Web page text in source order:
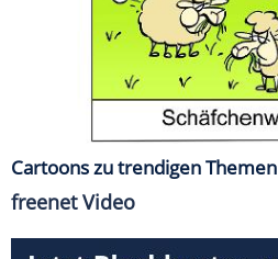
Cartoons zu trendigen Themen
freenet Video